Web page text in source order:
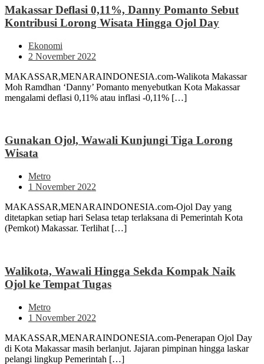
Makassar Deflasi 0,11%, Danny Pomanto Sebut
Kontribusi Lorong Wisata Hingga Ojol Day
Ekonomi
2 November 2022
MAKASSAR,MENARAINDONESIA.com-Walikota Makassar
Moh Ramdhan ‘Danny’ Pomanto menyebutkan Kota Makassar
mengalami deflasi 0,11% atau inflasi -0,11% […]
Gunakan Ojol, Wawali Kunjungi Tiga Lorong
Wisata
Metro
1 November 2022
MAKASSAR,MENARAINDONESIA.com-Ojol Day yang
ditetapkan setiap hari Selasa tetap terlaksana di Pemerintah Kota
(Pemkot) Makassar. Terlihat […]
Walikota, Wawali Hingga Sekda Kompak Naik
Ojol ke Tempat Tugas
Metro
1 November 2022
MAKASSAR,MENARAINDONESIA.com-Penerapan Ojol Day
di Kota Makassar masih berlanjut. Jajaran pimpinan hingga laskar
pelangi lingkup Pemerintah […]